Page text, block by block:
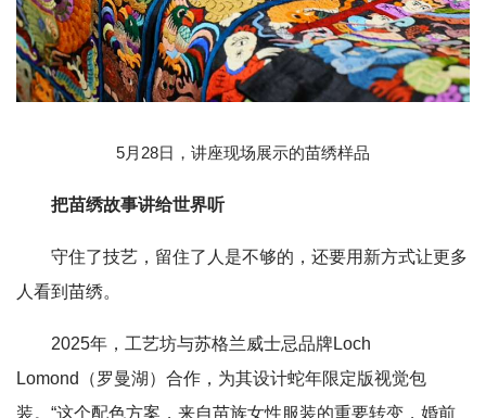
5月28日，讲座现场展示的苗绣样品
把苗绣故事讲给世界听
守住了技艺，留住了人是不够的，还要用新方式让更多
人看到苗绣。
2025年，工艺坊与苏格兰威士忌品牌Loch
Lomond（罗曼湖）合作，为其设计蛇年限定版视觉包
装。“这个配色方案，来自苗族女性服装的重要转变，婚前